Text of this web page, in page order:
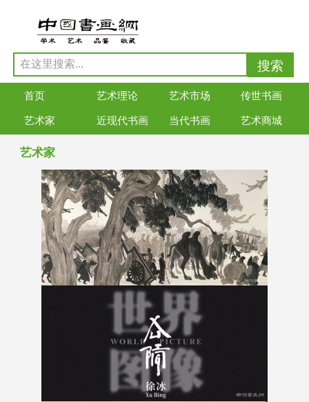
首页 艺术理论 艺术市场 传世书画
艺术家 近现代书画 当代书画 艺术商城
艺术家